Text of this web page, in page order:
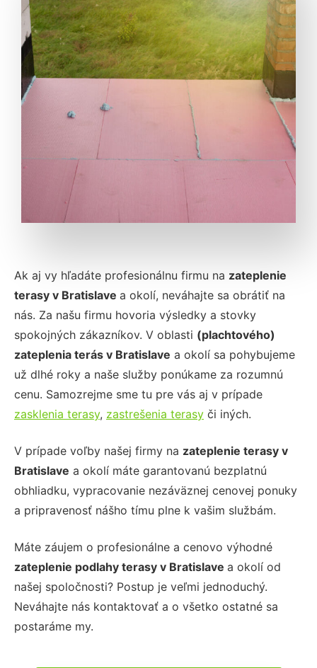
Ak aj vy hľadáte profesionálnu firmu na zateplenie
terasy v Bratislave a okolí, neváhajte sa obrátiť na
nás. Za našu firmu hovoria výsledky a stovky
spokojných zákazníkov. V oblasti (plachtového)
zateplenia terás v Bratislave a okolí sa pohybujeme
už dlhé roky a naše služby ponúkame za rozumnú
cenu. Samozrejme sme tu pre vás aj v prípade
zasklenia terasy, zastrešenia terasy či iných.
V prípade voľby našej firmy na zateplenie terasy v
Bratislave a okolí máte garantovanú bezplatnú
obhliadku, vypracovanie nezáväznej cenovej ponuky
a pripravenosť nášho tímu plne k vašim službám.
Máte záujem o profesionálne a cenovo výhodné
zateplenie podlahy terasy v Bratislave a okolí od
našej spoločnosti? Postup je veľmi jednoduchý.
Neváhajte nás kontaktovať a o všetko ostatné sa
postaráme my.